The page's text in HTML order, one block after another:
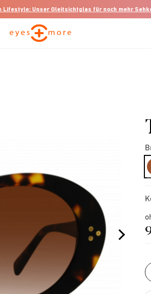
Lifestyle: Unser Gleitsichtglas für noch mehr